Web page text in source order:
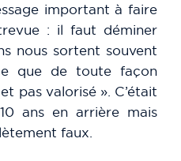
important à faire
: il faut déminer
nous sortent souvent
que de toute façon
pas valorisé ». C’était
ans en arrière mais
faux.